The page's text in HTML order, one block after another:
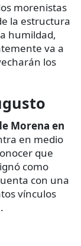
morenistas
la estructura
humildad,
va a
los
Morena en
en medio
que
como
con una
vínculos
.